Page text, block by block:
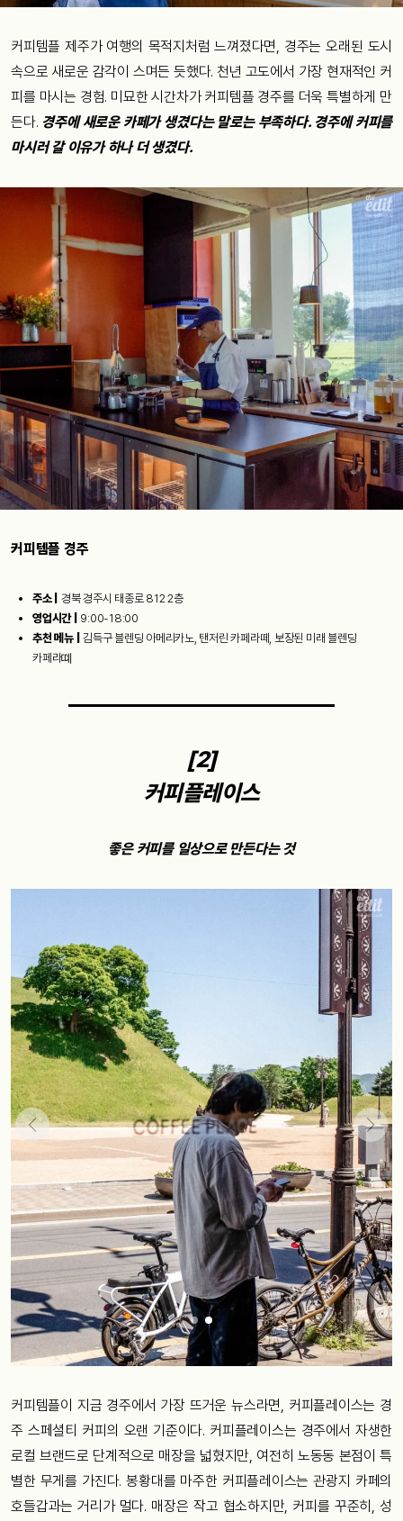
커피템플 제주가 여행의 목적지처럼 느껴졌다면, 경주는 오래된 도시
속으로 새로운 감각이 스며든 듯했다. 천년 고도에서 가장 현재적인 커
피를 마시는 경험. 미묘한 시간차가 커피템플 경주를 더욱 특별하게 만
든다. 경주에 새로운 카페가 생겼다는 말로는 부족하다. 경주에 커피를
마시러 갈 이유가 하나 더 생겼다.
커피템플 경주
주소 |
경북 경주시 태종로 812 2층
영업시간 |
9:00-18:00
추천 메뉴 | 김득구 블렌딩 아메리카노, 탠저린 카페라떼, 보장된 미래 블렌딩
카페라뗴
[2]
커피플레이스
좋은 커피를 일상으로 만든다는 것
커피템플이 지금 경주에서 가장 뜨거운 뉴스라면, 커피플레이스는 경
주 스페셜티 커피의 오랜 기준이다. 커피플레이스는 경주에서 자생한
로컬 브랜드로 단계적으로 매장을 넓혔지만, 여전히 노동동 본점이 특
별한 무게를 가진다. 봉황대를 마주한 커피플레이스는 관광지 카페의
호들갑과는 거리가 멀다. 매장은 작고 협소하지만, 커피를 꾸준히, 성